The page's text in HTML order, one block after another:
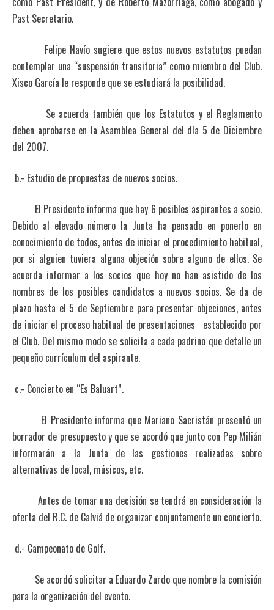
Past Secretario.
Felipe Navío sugiere que estos nuevos estatutos puedan
contemplar una “suspensión transitoria” como miembro del Club.
Xisco García le responde que se estudiará la posibilidad.
Se acuerda también que los Estatutos y el Reglamento
deben aprobarse en la Asamblea General del día 5 de Diciembre
del 2007.
b.- Estudio de propuestas de nuevos socios.
El Presidente informa que hay 6 posibles aspirantes a socio.
Debido al elevado número la Junta ha pensado en ponerlo en
conocimiento de todos, antes de iniciar el procedimiento habitual,
por si alguien tuviera alguna objeción sobre alguno de ellos. Se
acuerda informar a los socios que hoy no han asistido de los
nombres de los posibles candidatos a nuevos socios. Se da de
plazo hasta el 5 de Septiembre para presentar objeciones, antes
de iniciar el proceso habitual de presentaciones establecido por
el Club. Del mismo modo se solicita a cada padrino que detalle un
pequeño currículum del aspirante.
c.- Concierto en “Es Baluart”.
El Presidente informa que Mariano Sacristán presentó un
borrador de presupuesto y que se acordó que junto con Pep Milián
informarán a la Junta de las gestiones realizadas sobre
alternativas de local, músicos, etc.
Antes de tomar una decisión se tendrá en consideración la
oferta del R.C. de Calviá de organizar conjuntamente un concierto.
d.- Campeonato de Golf.
Se acordó solicitar a Eduardo Zurdo que nombre la comisión
para la organización del evento.